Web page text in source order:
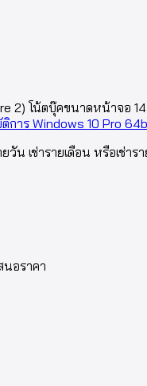
2) โน้ตบุ๊คขนาดหน้าจอ
การ Windows 10 Pro
น เช่ารายเดือน หรือเช่าร
นอราคา